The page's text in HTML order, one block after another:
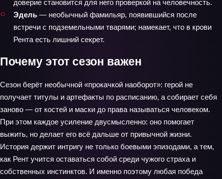
доверие становится для него проверкой на человечность.
Эдель — необычный фамильяр, появившийся после
встречи с подземельными тварями; намекает, что в крови
Рента есть лишний секрет.
Почему этот сезон важен
Сезон берёт необычной «прокачкой наоборот»: герой не
получает титулы и артефакты по расписанию, а собирает себя
заново — от костей и маски до права называться человеком.
При этом каждое усиление двусмысленно: оно помогает
выжить, но делает его всё дальше от привычной жизни.
История держит интригу не только боевыми эпизодами, а тем,
как Рент учится оставаться собой среди чужого страха и
собственных инстинктов. И именно поэтому любая победа